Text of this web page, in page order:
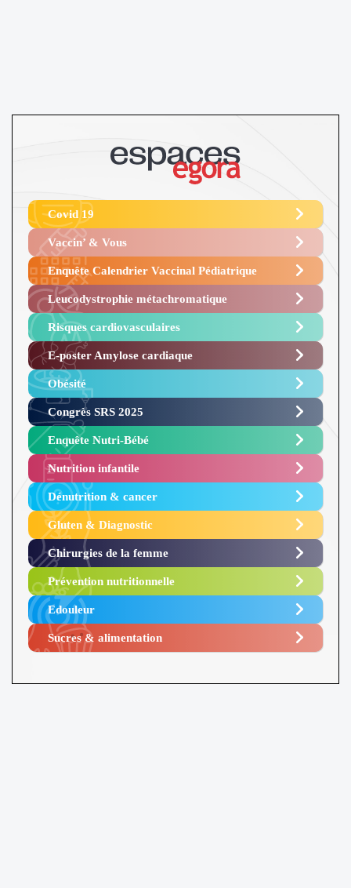
Covid 19
Vaccin’ & Vous
Enquête Calendrier Vaccinal Pédiatrique
Leucodystrophie métachromatique
Risques cardiovasculaires
E-poster Amylose cardiaque ​
Obésité ​
Congrès SRS 2025 ​
Enquête Nutri-Bébé ​
Nutrition infantile
Dénutrition & cancer
Gluten & Diagnostic
Chirurgies de la femme
Prévention nutritionnelle
Edouleur​
Sucres & alimentation​